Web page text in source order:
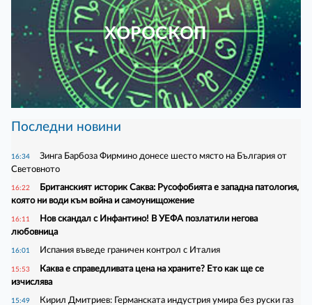
ХОРОСКОП
Последни новини
16:34
Зинга Барбоза Фирмино донесе шесто място на България от
Световното
16:22
Британският историк Саква: Русофобията е западна патология,
която ни води към война и самоунищожение
16:11
Нов скандал с Инфантино! В УЕФА позлатили негова
любовница
16:01 Испания въведе граничен контрол с Италия
15:53
Каква е справедливата цена на храните? Ето как ще се
изчислява
15:49 Кирил Дмитриев: Германската индустрия умира без руски газ